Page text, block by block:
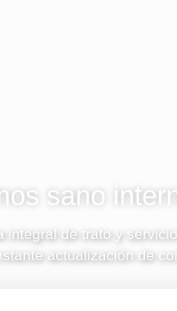
sano
integral de trato y
actualización de